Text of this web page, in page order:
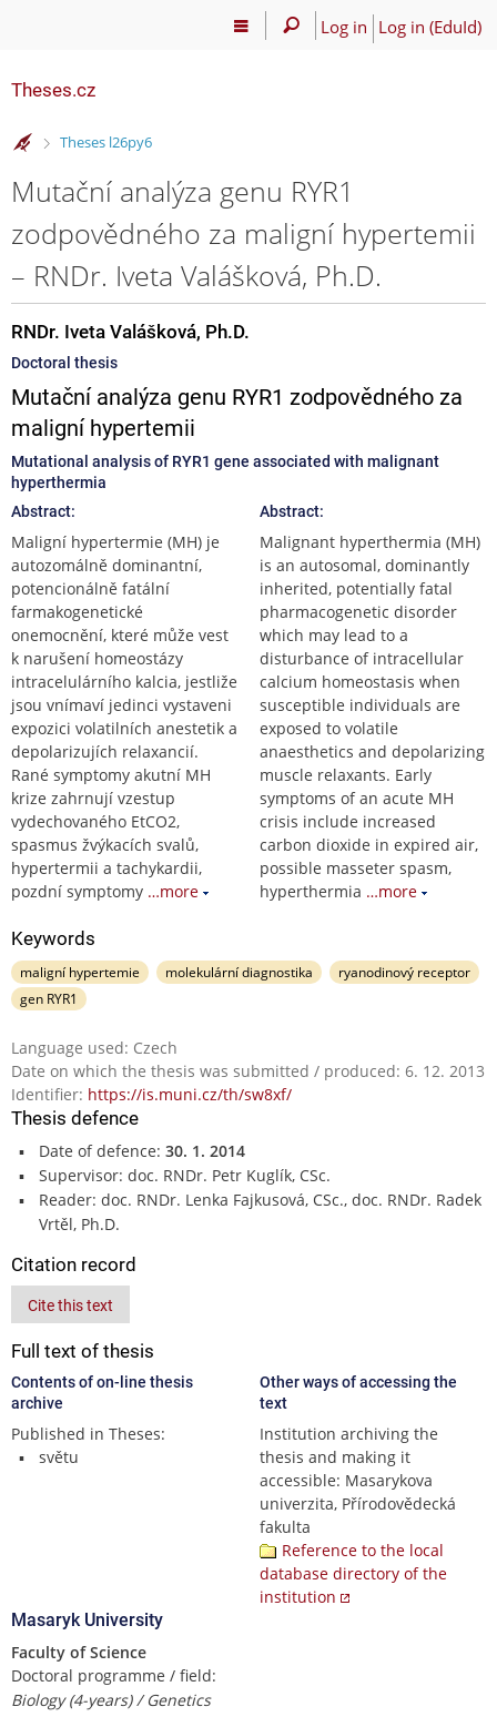
Log in Log in (EduId)
Theses.cz
>
Theses l26py6
Mutační analýza genu RYR1
zodpovědného za maligní hypertemii
– RNDr. Iveta Valášková, Ph.D.
RNDr. Iveta Valášková, Ph.D.
Doctoral thesis
Mutační analýza genu RYR1 zodpovědného za
maligní hypertemii
Mutational analysis of RYR1 gene associated with malignant
hyperthermia
Abstract:
Maligní hypertermie (MH) je
autozomálně dominantní,
potencionálně fatální
farmakogenetické
onemocnění, které může vest
k narušení homeostázy
intracelulárního kalcia, jestliže
jsou vnímaví jedinci vystaveni
expozici volatilních anestetik a
depolarizujích relaxancií.
Rané symptomy akutní MH
krize zahrnují vzestup
vydechovaného EtCO2,
spasmus žvýkacích svalů,
hypertermii a tachykardii,
pozdní symptomy …more
Abstract:
Malignant hyperthermia (MH)
is an autosomal, dominantly
inherited, potentially fatal
pharmacogenetic disorder
which may lead to a
disturbance of intracellular
calcium homeostasis when
susceptible individuals are
exposed to volatile
anaesthetics and depolarizing
muscle relaxants. Early
symptoms of an acute MH
crisis include increased
carbon dioxide in expired air,
possible masseter spasm,
hyperthermia …more
Keywords
maligní hypertemie molekulární diagnostika
ryanodinový receptor
gen RYR1
Language used: Czech
Date on which the thesis was submitted / produced: 6. 12. 2013
Identifier: https://is.muni.cz/th/sw8xf/
Thesis defence
Date of defence: 30. 1. 2014
Supervisor: doc. RNDr. Petr Kuglík, CSc.
Reader: doc. RNDr. Lenka Fajkusová, CSc., doc. RNDr. Radek
Vrtěl, Ph.D.
Citation record
Cite this text
Full text of thesis
Contents of on-line thesis
archive
Published in Theses:
světu
Other ways of accessing the
text
Institution archiving the
thesis and making it
accessible: Masarykova
univerzita, Přírodovědecká
fakulta
Reference to the local
database directory of the
institution
Masaryk University
Faculty of Science
Doctoral programme / field:
Biology (4-years) / Genetics